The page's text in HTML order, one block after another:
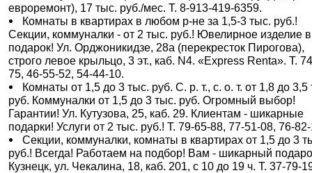
евроремонт), 17 тыс. руб./мес. Т. 8-913-419-6359.
Комнаты в квартирах в любом р-не за 1,5-3 тыс. руб.!
Секции, коммуналки - от 2 тыс. руб.! Ювелирное изделие в
подарок! Ул. Орджоникидзе, 28а (перекресток Пирогова),
строго левое крыльцо, 3 эт., каб. N4. «Express Renta». Т.
75, 46-55-52, 54-44-10.
Комнаты от 1,5 до 3 тыс. руб. С. р. т., с. о. т. от 1,8 до 3,5
руб. Коммуналки от 1,5 до 3 тыс. руб. Огромный выбор!
Гарантии! Ул. Кутузова, 25, каб. 29. Клиентам - шикарные
подарки! Услуги от 2 тыс. руб.! Т. 79-65-88, 77-51-08, 76-
Секции, коммуналки, комнаты в квартирах от 1,5 до 3
руб.! Всегда! Работаем на подбор! Вам - шикарный
Кузнецк, ул. Чекалина, 18, каб. 201, с 10 до 19 ч. Т. 37-79-